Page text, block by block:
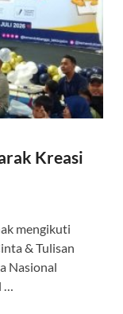
Kreasi
mengikuti
& Tulisan
Nasional